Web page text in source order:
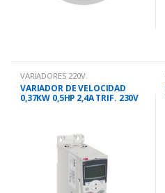
VARIADORES 220V.
VARIADOR DE VELOCIDAD
0,37KW 0,5HP 2,4A TRIF. 230V